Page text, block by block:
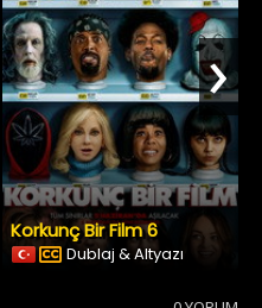
Korkunç Bir Film 6
Dublaj & Altyazı
›